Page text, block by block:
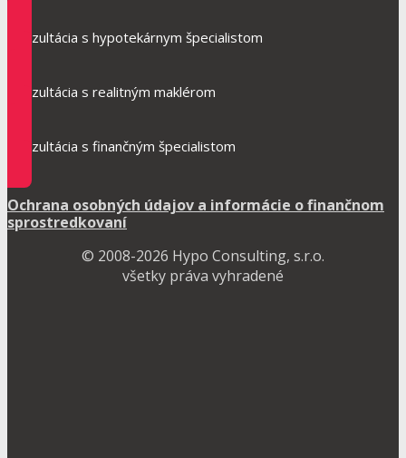
Konzultácia s hypotekárnym špecialistom
Konzultácia s realitným maklérom
Konzultácia s finančným špecialistom
Ochrana osobných údajov a informácie o finančnom
sprostredkovaní
© 2008-2026 Hypo Consulting, s.r.o.
všetky práva vyhradené